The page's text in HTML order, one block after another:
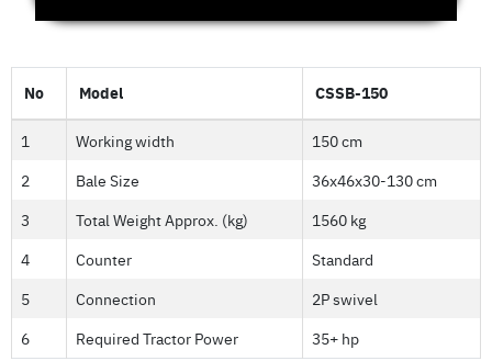
No Model CSSB-150
1 Working width
150 cm
2
Bale Size
36x46x30-130 cm
3
Total Weight Approx. (kg)
1560 kg
4
Counter
Standard
5
Connection
2P swivel
6
Required Tractor Power 35+ hp